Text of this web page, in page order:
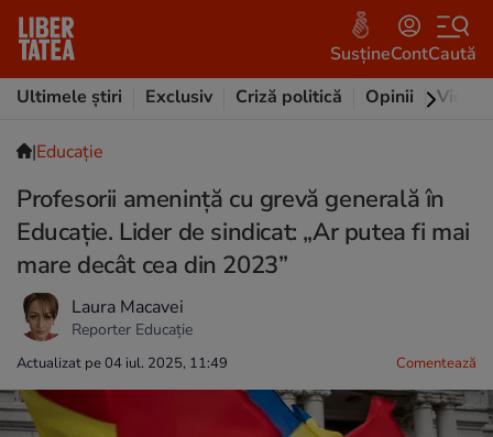
SusțineContCaută
Ultimele știri
Exclusiv Criză politică Opinii Video
|Educație
Profesorii amenință cu grevă generală în
Educație. Lider de sindicat: „Ar putea fi mai
mare decât cea din 2023”
Laura Macavei
Reporter Educație
Actualizat pe 04 iul. 2025, 11:49 Comentează